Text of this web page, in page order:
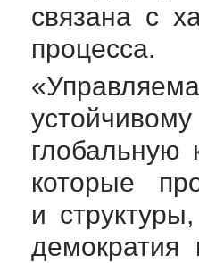
связана с
процесса.
глобальную
которые
и